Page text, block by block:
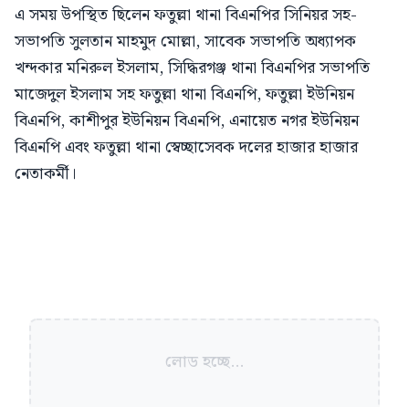
এ সময় উপস্থিত ছিলেন ফতুল্লা থানা বিএনপির সিনিয়র সহ-
সভাপতি সুলতান মাহমুদ মোল্লা, সাবেক সভাপতি অধ্যাপক
খন্দকার মনিরুল ইসলাম, সিদ্ধিরগঞ্জ থানা বিএনপির সভাপতি
মাজেদুল ইসলাম সহ ফতুল্লা থানা বিএনপি, ফতুল্লা ইউনিয়ন
বিএনপি, কাশীপুর ইউনিয়ন বিএনপি, এনায়েত নগর ইউনিয়ন
বিএনপি এবং ফতুল্লা থানা স্বেচ্ছাসেবক দলের হাজার হাজার
নেতাকর্মী।
লোড হচ্ছে...